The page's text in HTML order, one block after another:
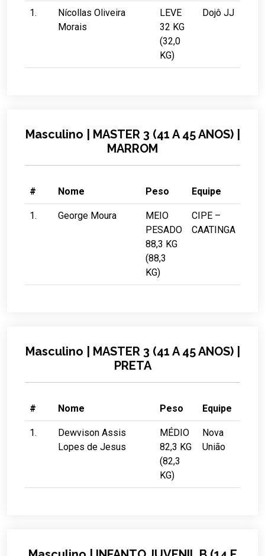
1.
Nícollas Oliveira
Morais
LEVE
32 KG
(32,0
KG)
Dojô JJ
Masculino | MASTER 3 (41 A 45 ANOS) |
MARROM
# Nome Peso Equipe
1. George Moura
MEIO
PESADO
88,3 KG
(88,3
KG)
CIPE –
CAATINGA
Masculino | MASTER 3 (41 A 45 ANOS) |
PRETA
# Nome Peso Equipe
1.
Dewvison Assis
Lopes de Jesus
MÉDIO
82,3 KG
(82,3
KG)
Nova
União